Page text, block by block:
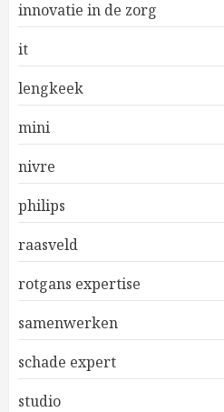
innovatie in de zorg
it
lengkeek
mini
nivre
philips
raasveld
rotgans expertise
samenwerken
schade expert
studio